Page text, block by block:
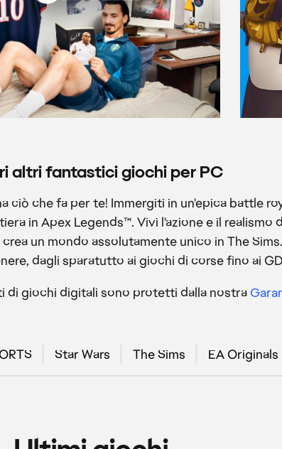
altri fantastici giochi per PC
ciò che fa per te! Immergiti in un'epica battle
in Apex Legends™. Vivi l'azione e il
un mondo assolutamente unico in The
dagli sparatutto ai giochi di corse fino ai
di giochi digitali sono protetti dalla nostra
Star Wars The Sims EA Originals